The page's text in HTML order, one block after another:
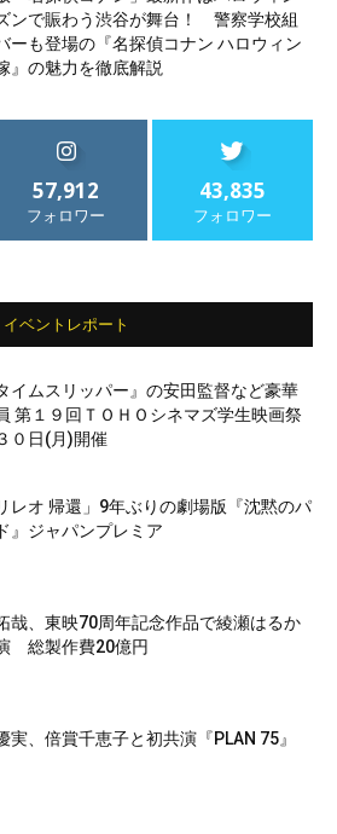
ンで賑わう渋谷が舞台！ 警察学校組
ーも登場の『名探偵コナン ハロウィン
』の魅力を徹底解説
57,912
フォロワー
43,835
フォロワー
イベントレポート
イムスリッパー』の安田監督など豪華
第１９回ＴＯＨＯシネマズ学生映画祭
０日(月)開催
レオ 帰還」9年ぶりの劇場版『沈黙のパ
』ジャパンプレミア
哉、東映70周年記念作品で綾瀬はるか
総製作費20億円
実、倍賞千恵子と初共演『PLAN 75』